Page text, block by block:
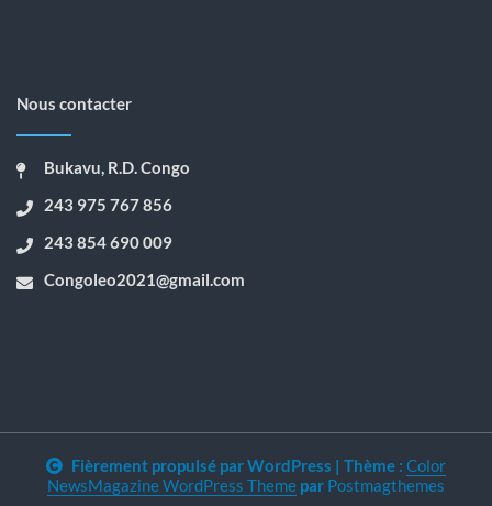
Nous contacter
Bukavu, R.D. Congo
243 975 767 856
243 854 690 009
Congoleo2021@gmail.com
Fièrement propulsé par WordPress | Thème : Color
NewsMagazine WordPress Theme par Postmagthemes